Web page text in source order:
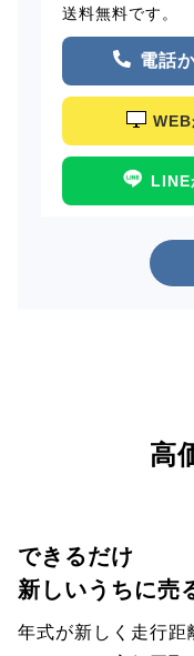
送料無料です。
電話
LINE
高
できるだけ
新しいうちに売
年式が新しく走行